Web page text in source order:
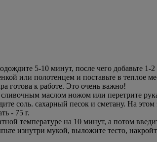
5-10 минут, после чего добавьте
или полотенцем и поставьте в теплое
готова к работе. Это очень важно!
маслом ножом или перетрите
соль. сахарный песок и сметану. На
- 75 г.
температуре на 10 минут, а потом
изнутри мукой, выложите тесто,